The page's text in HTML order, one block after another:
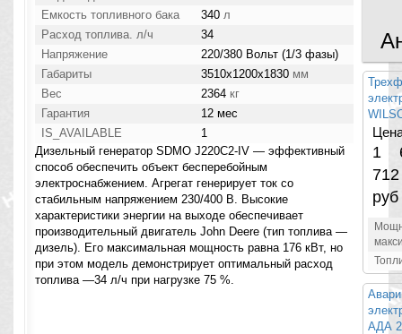
Емкость топливного бака
340 л
Расход топлива. л/ч
34
Напряжение
220/380 Вольт (1/3 фазы)
Габариты
3510x1200x1830 мм
Вес
2364 кг
Гарантия
12 мес
IS_AVAILABLE
1
Дизельный генератор SDMO J220C2-IV — эффективный
способ обеспечить объект бесперебойным
электроснабжением. Агрегат генерирует ток со
стабильным напряжением 230/400 В. Высокие
характеристики энергии на выходе обеспечивает
производительный двигатель John Deere (тип топлива —
дизель). Его максимальная мощность равна 176 кВт, но
при этом модель демонстрирует оптимальный расход
топлива —34 л/ч при нагрузке 75 %.
1
712
руб
АДА